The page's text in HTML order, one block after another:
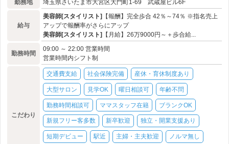
勤務地 埼玉県さいたま市大宮区大門町1-69 武蔵屋ビル6F
給与
美容師[スタイリスト] 【報酬】完全歩合 42％～74％ ※指名売上
アップで報酬率がさらにアップ
美容師[スタイリスト] 【月給】26万9000円～＋歩合給...
勤務時間
09:00 ～ 22:00 営業時間
営業時間内シフト制
こだわり
交通費支給 社会保険完備 産休・育休制度あり
大型サロン 見学OK 曜日相談可 年齢不問
勤務時間相談可 ママスタッフ在籍 ブランクOK
新規フリー客多数 新卒歓迎 独立・開業支援あり
短期デビュー 駅近 主婦・主夫歓迎 ノルマ無し